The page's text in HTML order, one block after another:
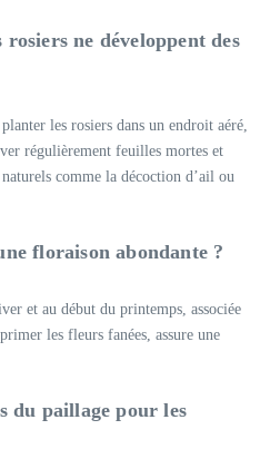
ne développent des
les rosiers dans un endroit aéré,
régulièrement feuilles mortes et
comme la décoction d’ail ou
floraison abondante ?
et au début du printemps, associée
les fleurs fanées, assure une
du paillage pour les